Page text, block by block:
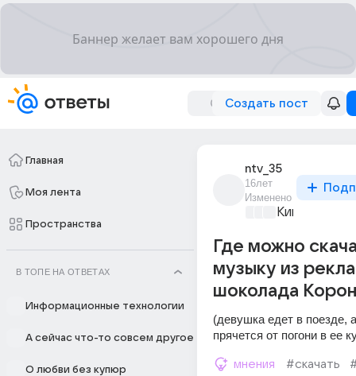
Создать пост
Главная
Моя лента
Пространства
В ТОПЕ НА ОТВЕТАХ
Информационные технологии
А сейчас что-то совсем другое
О любви без купюр
ntv_35
16лет
Изменено
Киномания
Где можно
музыку из
шоколада
(девушка едет в поезде,
прячется от погони в ее
мнения #скачать